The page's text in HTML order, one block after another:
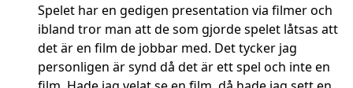
Spelet har en gedigen presentation via filmer och
ibland tror man att de som gjorde spelet låtsas att
det är en film de jobbar med. Det tycker jag
personligen är synd då det är ett spel och inte en